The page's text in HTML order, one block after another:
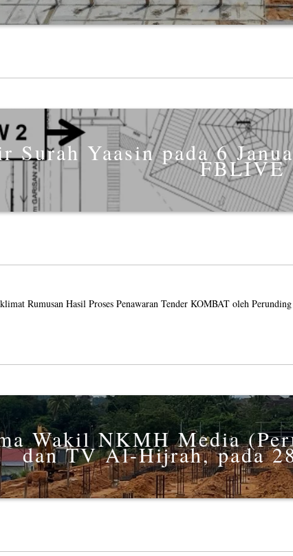
Surah Yaasin pada 6
FBLIVE
Rumusan Hasil Proses Penawaran Tender KOMBAT oleh
Wakil NKMH Media
dan TV Al-Hijrah, pada